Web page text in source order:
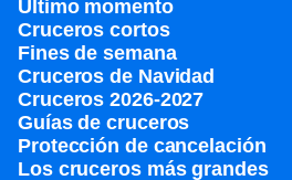
Último momento
Cruceros cortos
Fines de semana
Cruceros de Navidad
Cruceros 2026-2027
Guías de cruceros
Protección de cancelación
Los cruceros más grandes